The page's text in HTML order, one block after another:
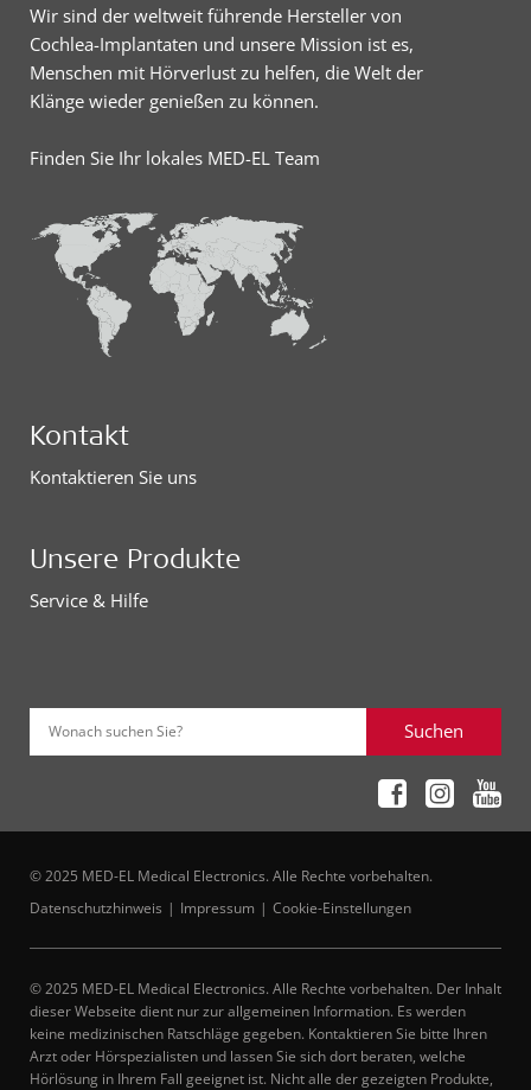
Wir sind der weltweit führende Hersteller von
Cochlea-Implantaten und unsere Mission ist es,
Menschen mit Hörverlust zu helfen, die Welt der
Klänge wieder genießen zu können.
Finden Sie Ihr lokales MED-EL Team
Kontakt
Kontaktieren Sie uns
Unsere Produkte
Service & Hilfe
Wonach suchen Sie? Suchen
© 2025 MED-EL Medical Electronics. Alle Rechte vorbehalten.
Datenschutzhinweis
Impressum Cookie-Einstellungen
© 2025 MED-EL Medical Electronics. Alle Rechte vorbehalten. Der Inhalt
dieser Webseite dient nur zur allgemeinen Information. Es werden
keine medizinischen Ratschläge gegeben. Kontaktieren Sie bitte Ihren
Arzt oder Hörspezialisten und lassen Sie sich dort beraten, welche
Hörlösung in Ihrem Fall geeignet ist. Nicht alle der gezeigten Produkte,